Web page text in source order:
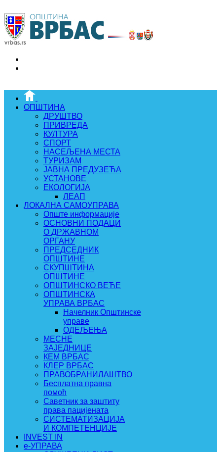
ОПШТИНА
ДРУШТВО
ПРИВРЕДА
КУЛТУРА
СПОРТ
НАСЕЉЕНА МЕСТА
ТУРИЗАМ
ЈАВНА ПРЕДУЗЕЋА
УСТАНОВЕ
ЕКОЛОГИЈА
ЛЕАП
ЛОКАЛНА САМОУПРАВА
Опште информације
ОСНОВНИ ПОДАЦИ
О ДРЖАВНОМ
ОРГАНУ
ПРЕДСЕДНИК
ОПШТИНЕ
СКУПШТИНА
ОПШТИНЕ
ОПШТИНСКО ВЕЋЕ
ОПШТИНСКА
УПРАВА ВРБАС
Начелник Општинске
управе
ОДЕЉЕЊА
МЕСНЕ
ЗАЈЕДНИЦЕ
КЕМ ВРБАС
КЛЕР ВРБАС
ПРАВОБРАНИЛАШТВО
Бесплатна правна
помоћ
Саветник за заштиту
права пацијената
СИСТЕМАТИЗАЦИЈА
И КОМПЕТЕНЦИЈЕ
INVEST IN
e-УПРАВА